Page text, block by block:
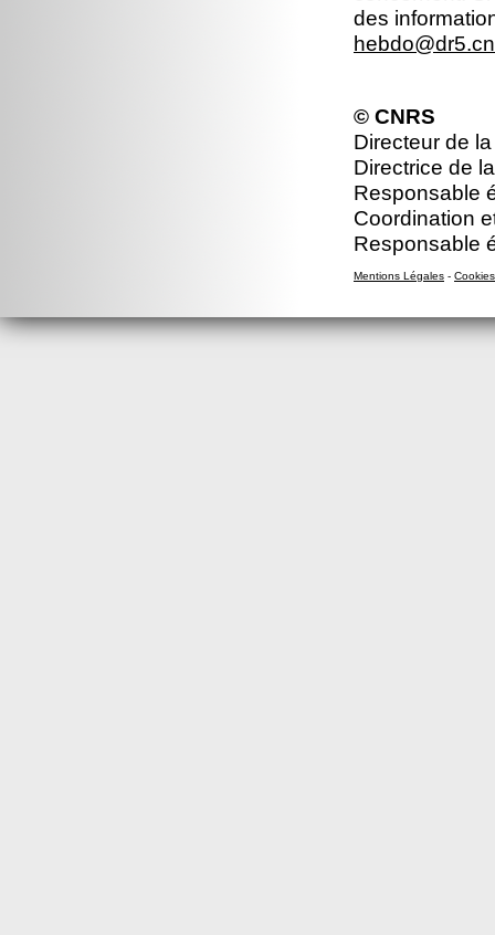
des
© CNRS
Directeur de
Directrice de
Responsable
Coordination
Responsable
Mentions Légales - Cookies